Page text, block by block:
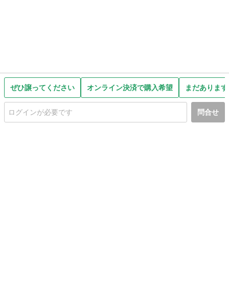
ぜひ譲ってください オンライン決済で購入希望 まだありま
問合せ